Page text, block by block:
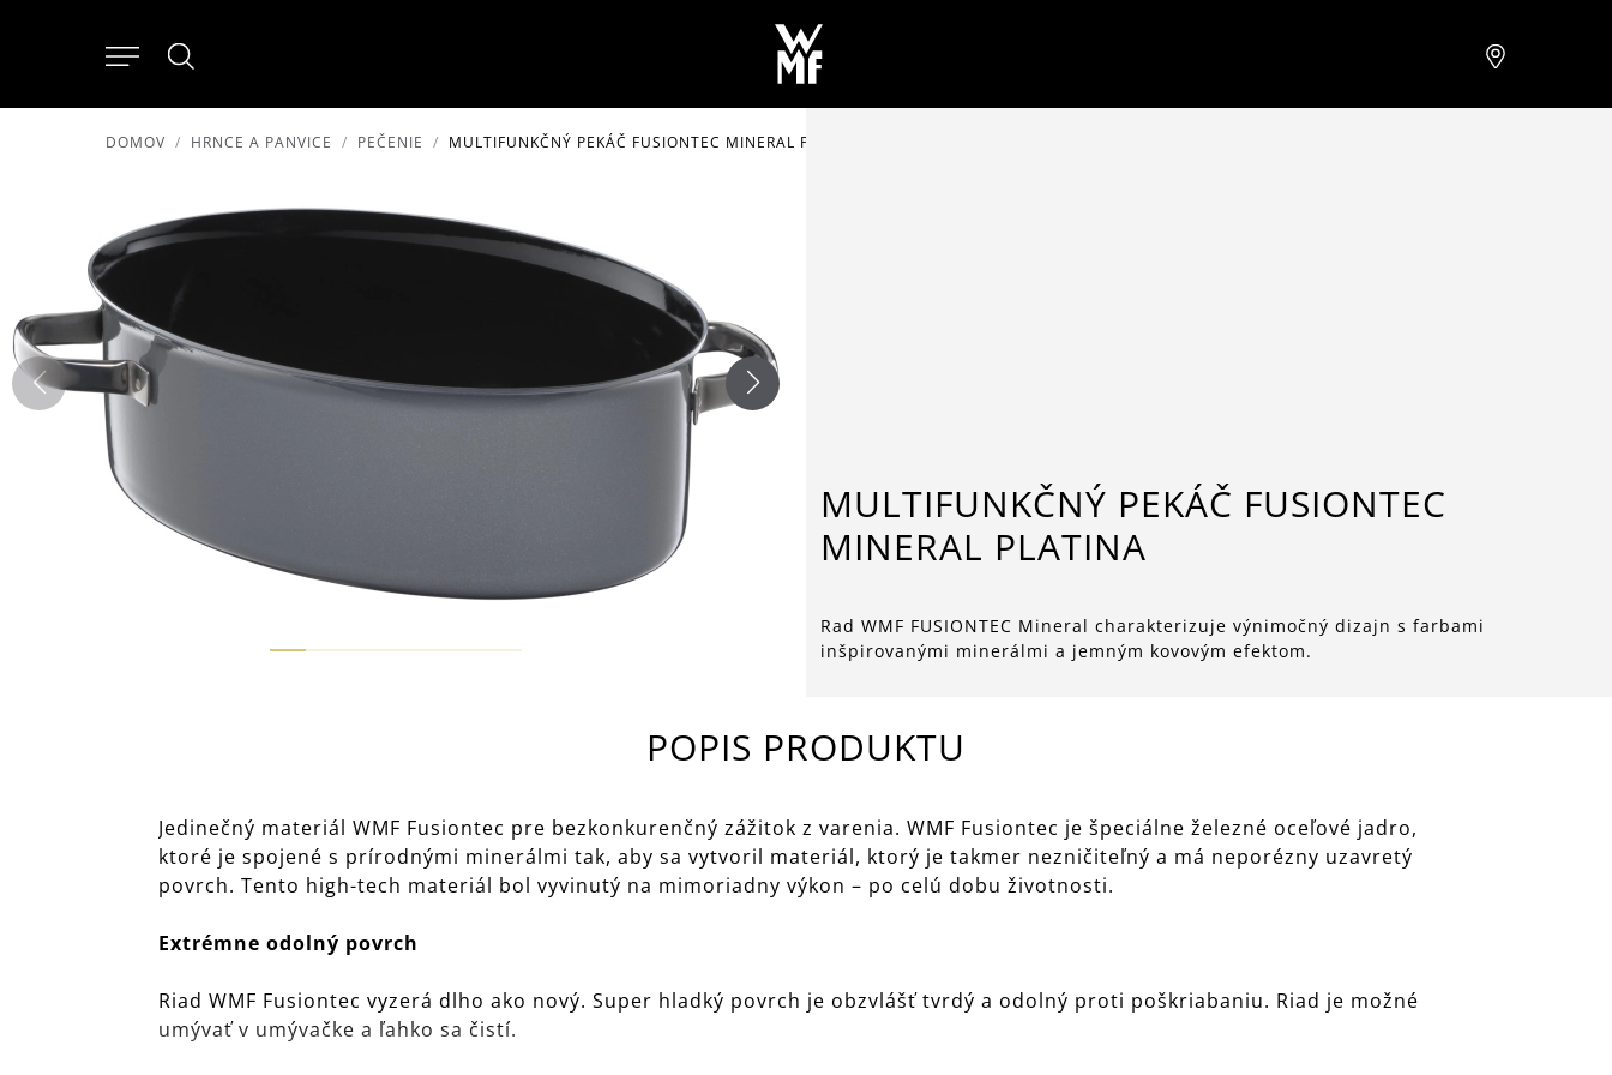
DOMOV HRNCE A PANVICE PEČENIE MULTIFUNKČNÝ PEKÁČ FUSIONTEC MINERAL PLATINA
MULTIFUNKČNÝ PEKÁČ FUSIONTEC
MINERAL PLATINA
Rad WMF FUSIONTEC Mineral charakterizuje výnimočný dizajn s farbami
inšpirovanými minerálmi a jemným kovovým efektom.
POPIS PRODUKTU
Jedinečný materiál WMF Fusiontec pre bezkonkurenčný zážitok z varenia. WMF Fusiontec je špeciálne železné oceľové jadro,
ktoré je spojené s prírodnými minerálmi tak, aby sa vytvoril materiál, ktorý je takmer nezničiteľný a má neporézny uzavretý
povrch. Tento high-tech materiál bol vyvinutý na mimoriadny výkon – po celú dobu životnosti.
Extrémne odolný povrch
Riad WMF Fusiontec vyzerá dlho ako nový. Super hladký povrch je obzvlášť tvrdý a odolný proti poškriabaniu. Riad je možné
umývať v umývačke a ľahko sa čistí.